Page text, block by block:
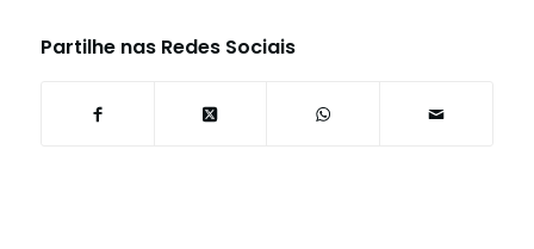
Partilhe nas Redes Sociais